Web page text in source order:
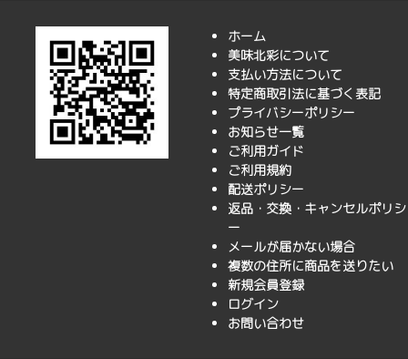
ホーム
美味北彩について
支払い方法について
特定商取引法に基づく表記
プライバシーポリシー
お知らせ一覧
ご利用ガイド
ご利用規約
配送ポリシー
返品・交換・キャンセルポリシ
ー
メールが届かない場合
複数の住所に商品を送りたい
新規会員登録
ログイン
お問い合わせ